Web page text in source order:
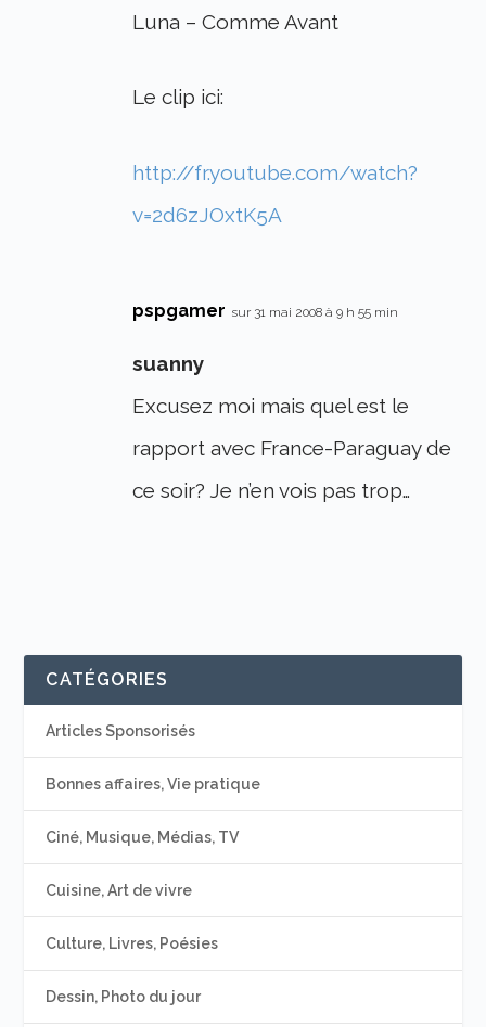
Luna – Comme Avant
Le clip ici:
http://fr.youtube.com/watch?
v=2d6zJOxtK5A
pspgamer sur 31 mai 2008 à 9 h 55 min
suanny
Excusez moi mais quel est le
rapport avec France-Paraguay de
ce soir? Je n’en vois pas trop…
CATÉGORIES
Articles Sponsorisés
Bonnes affaires, Vie pratique
Ciné, Musique, Médias, TV
Cuisine, Art de vivre
Culture, Livres, Poésies
Dessin, Photo du jour